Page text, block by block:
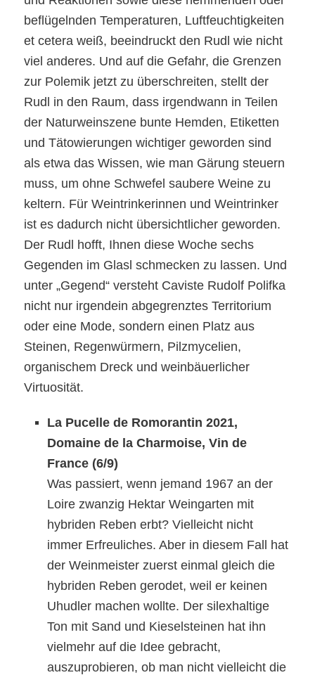
beflügelnden Temperaturen, Luftfeuchtigkeiten
et cetera weiß, beeindruckt den Rudl wie nicht
viel anderes. Und auf die Gefahr, die Grenzen
zur Polemik jetzt zu überschreiten, stellt der
Rudl in den Raum, dass irgendwann in Teilen
der Naturweinszene bunte Hemden, Etiketten
und Tätowierungen wichtiger geworden sind
als etwa das Wissen, wie man Gärung steuern
muss, um ohne Schwefel saubere Weine zu
keltern. Für Weintrinkerinnen und Weintrinker
ist es dadurch nicht übersichtlicher geworden.
Der Rudl hofft, Ihnen diese Woche sechs
Gegenden im Glasl schmecken zu lassen. Und
unter „Gegend“ versteht Caviste Rudolf Polifka
nicht nur irgendein abgegrenztes Territorium
oder eine Mode, sondern einen Platz aus
Steinen, Regenwürmern, Pilzmycelien,
organischem Dreck und weinbäuerlicher
Virtuosität.
La Pucelle de Romorantin 2021,
Domaine de la Charmoise, Vin de
France (6/9)
Was passiert, wenn jemand 1967 an der
Loire zwanzig Hektar Weingarten mit
hybriden Reben erbt? Vielleicht nicht
immer Erfreuliches. Aber in diesem Fall hat
der Weinmeister zuerst einmal gleich die
hybriden Reben gerodet, weil erkeinen
Uhudler machen wollte. Der silexhaltige
Ton mit Sand und Kieselsteinen hat ihn
vielmehrauf die Idee gebracht,
auszuprobieren, ob man nicht vielleicht die